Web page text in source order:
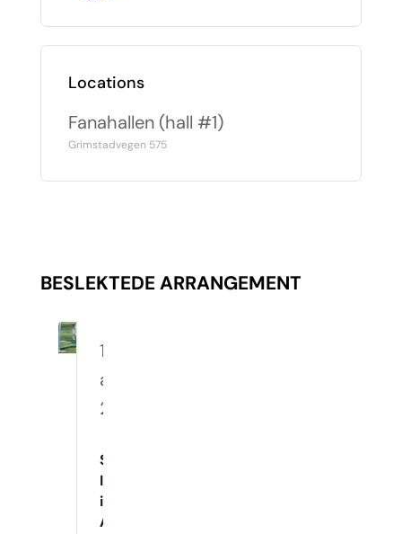
Locations
Fanahallen (hall #1)
Grimstadvegen 575
BESLEKTEDE ARRANGEMENT
10.
august
2026
Spennende
Innetrening
i
Agility